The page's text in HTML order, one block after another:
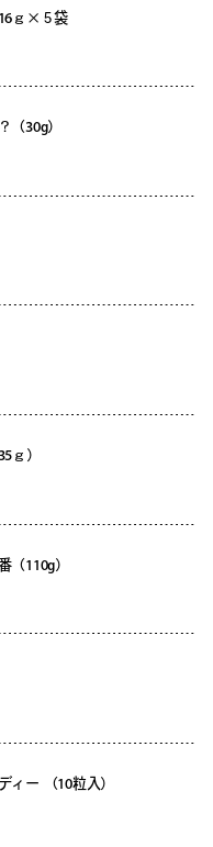
ｇ×５袋
（30g）
ｇ）
110g）
ー （10粒入）